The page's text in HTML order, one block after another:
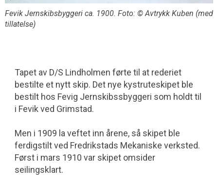
Fevik Jernskibsbyggeri ca. 1900. Foto: © Avtrykk Kuben (med
tillatelse)
Tapet av D/S Lindholmen førte til at rederiet
bestilte et nytt skip. Det nye kystruteskipet ble
bestilt hos Fevig Jernskibssbyggeri som holdt til
i Fevik ved Grimstad.
Men i 1909 la veftet inn årene, så skipet ble
ferdigstilt ved Fredrikstads Mekaniske verksted.
Først i mars 1910 var skipet omsider
seilingsklart.